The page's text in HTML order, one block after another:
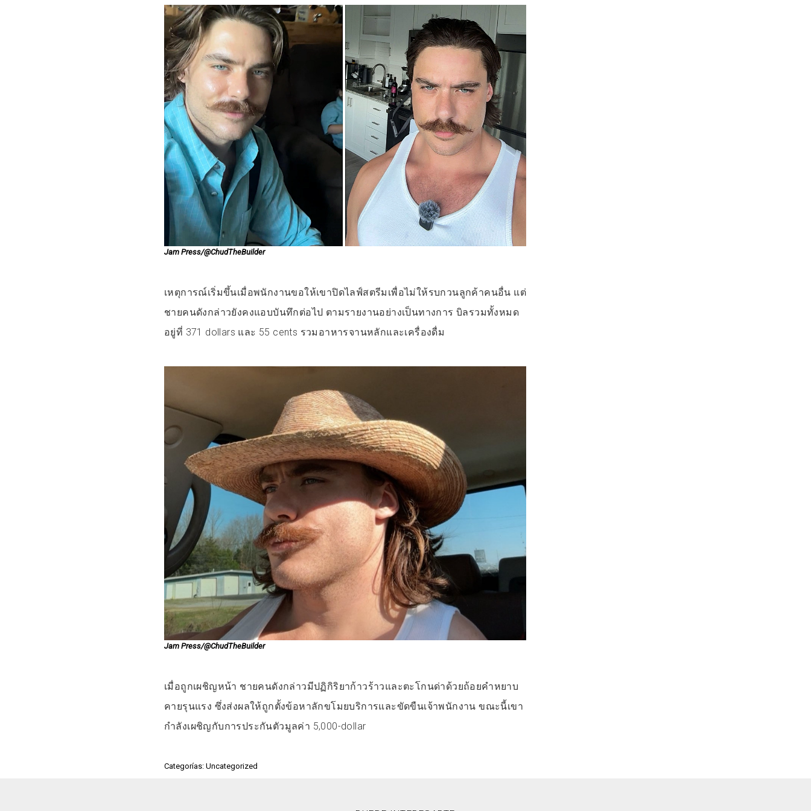
Jam Press/@ChudTheBuilder
เหตุการณ์เริ่มขึ้นเมื่อพนักงานขอให้เขาปิดไลฟ์สตรีมเพื่อไม่ให้รบกวนลูกค้าคนอื่น แต่
ชายคนดังกล่าวยังคงแอบบันทึกต่อไป ตามรายงานอย่างเป็นทางการ บิลรวมทั้งหมด
อยู่ที่ 371 dollars และ 55 cents รวมอาหารจานหลักและเครื่องดื่ม
Jam Press/@ChudTheBuilder
เมื่อถูกเผชิญหน้า ชายคนดังกล่าวมีปฏิกิริยาก้าวร้าวและตะโกนด่าด้วยถ้อยคำหยาบ
คายรุนแรง ซึ่งส่งผลให้ถูกตั้งข้อหาลักขโมยบริการและขัดขืนเจ้าพนักงาน ขณะนี้เขา
กำลังเผชิญกับการประกันตัวมูลค่า 5,000-dollar
Categorías: Uncategorized